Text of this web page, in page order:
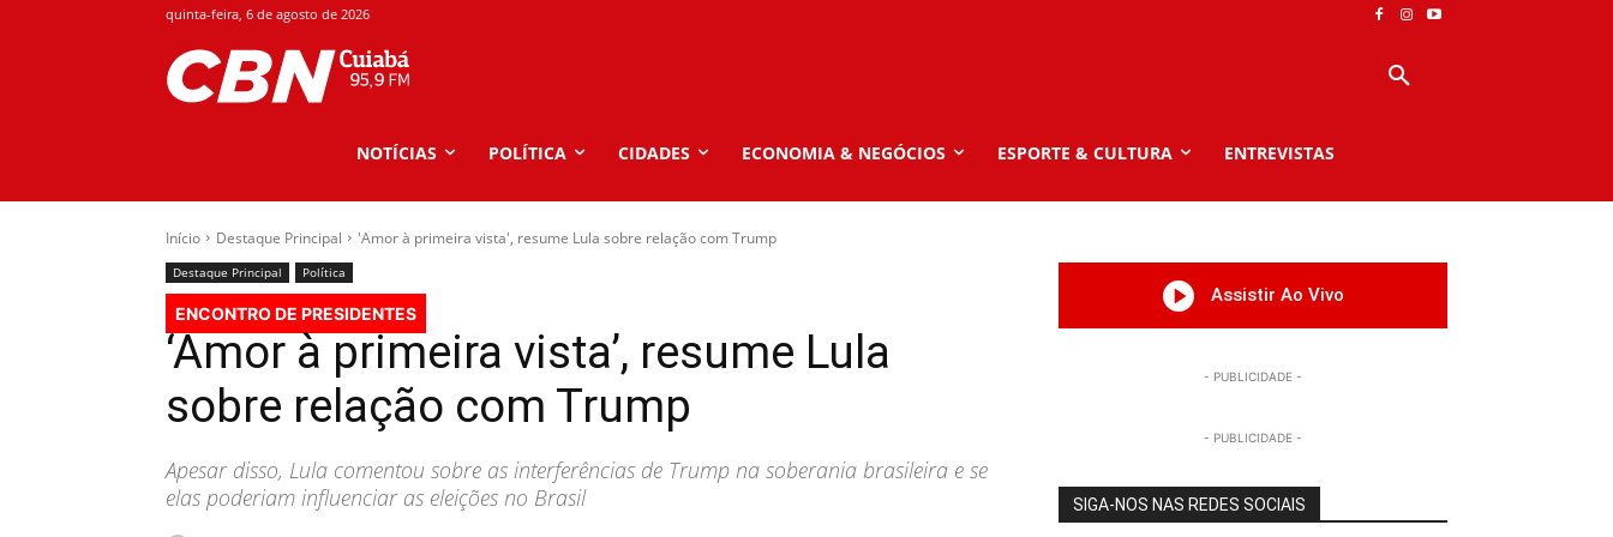
quinta-feira, 6 de agosto de 2026
NOTÍCIAS POLÍTICA CIDADES ECONOMIA & NEGÓCIOS ESPORTE & CULTURA ENTREVISTAS
Início Destaque Principal 'Amor à primeira vista', resume Lula sobre relação com Trump
Destaque Principal Política
ENCONTRO DE PRESIDENTES
‘Amor à primeira vista’, resume Lula
sobre relação com Trump
Apesar disso, Lula comentou sobre as interferências de Trump na soberania brasileira e se
elas poderiam influenciar as eleições no Brasil
Assistir Ao Vivo
- PUBLICIDADE -
- PUBLICIDADE -
SIGA-NOS NAS REDES SOCIAIS